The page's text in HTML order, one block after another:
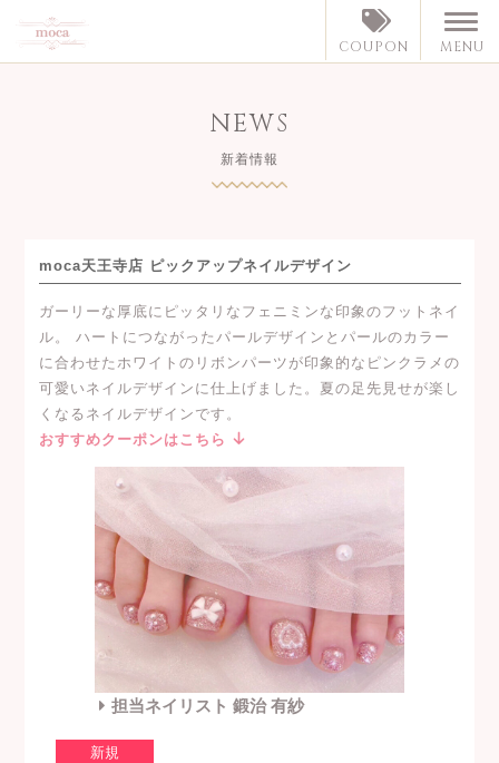
COUPON MENU
NEWS
新着情報
moca天王寺店 ピックアップネイルデザイン
ガーリーな厚底にピッタリなフェニミンな印象のフットネイ
ル。 ハートにつながったパールデザインとパールのカラー
に合わせたホワイトのリボンパーツが印象的なピンクラメの
可愛いネイルデザインに仕上げました。夏の足先見せが楽し
くなるネイルデザインです。
おすすめクーポンはこちら
担当ネイリスト 鍛治 有紗
新規